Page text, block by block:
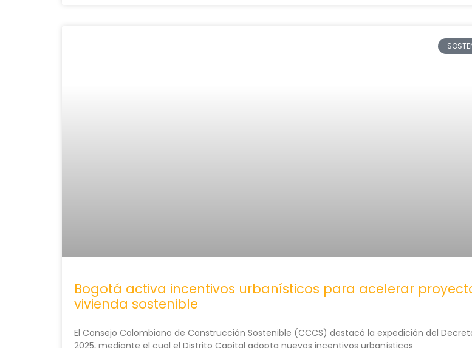
Bogotá activa incentivos urbanísticos para acelerar
vivienda sostenible
El Consejo Colombiano de Construcción Sostenible (CCCS) destacó la expedición del
2025, mediante el cual el Distrito Capital adopta nuevos incentivos urbanísticos